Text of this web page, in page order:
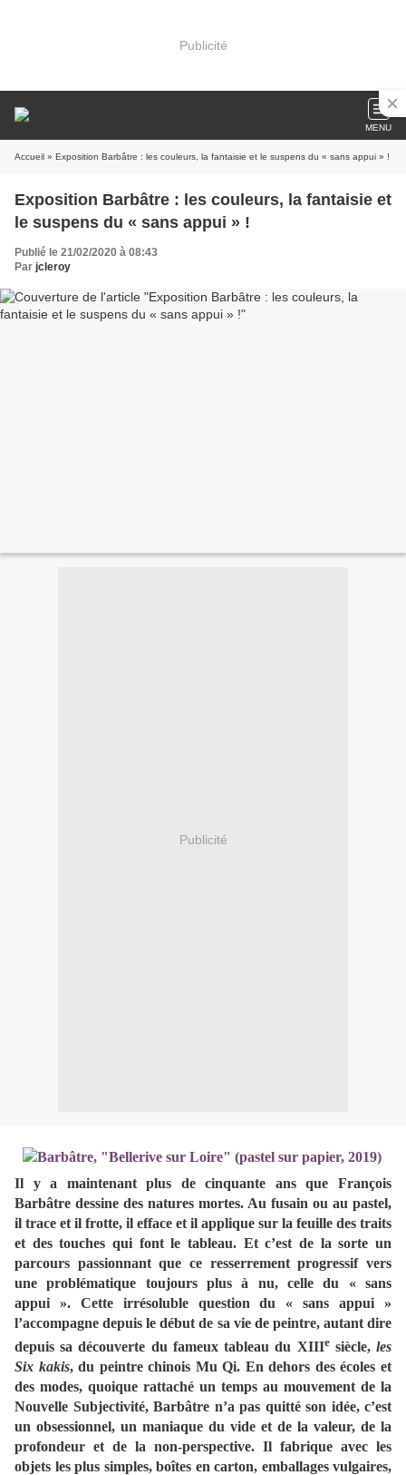
Publicité
MENU
Accueil » Exposition Barbâtre : les couleurs, la fantaisie et le suspens du « sans appui » !
Exposition Barbâtre : les couleurs, la fantaisie et
le suspens du « sans appui » !
Publié le 21/02/2020 à 08:43
Par jcleroy
Publicité
Il y a maintenant plus de cinquante ans que François
Barbâtre dessine des natures mortes. Au fusain ou au pastel,
il trace et il frotte, il efface et il applique sur la feuille des traits
et des touches qui font le tableau. Et c’est de la sorte un
parcours passionnant que ce resserrement progressif vers
une problématique toujours plus à nu, celle du « sans
appui ». Cette irrésoluble question du « sans appui »
l’accompagne depuis le début de sa vie de peintre, autant dire
depuis sa découverte du fameux tableau du XIIIesiècle,les
Six kakis, du peintre chinois Mu Qi. En dehors des écoles et
des modes, quoique rattaché un temps au mouvement de la
Nouvelle Subjectivité, Barbâtre n’a pas quitté son idée, c’est
un obsessionnel, un maniaque du vide et de la valeur, de la
profondeur et de la non-perspective. Il fabrique avec les
objets les plus simples, boîtes en carton, emballages vulgaires,